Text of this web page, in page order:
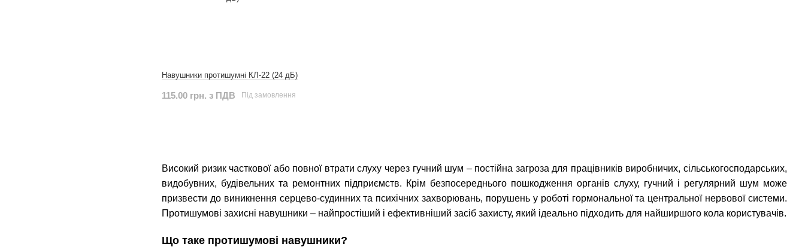
Високий ризик часткової або повної втрати слуху через гучний шум – постійна загроза для працівників виробничих, сільськогосподарських,
видобувних, будівельних та ремонтних підприємств. Крім безпосереднього пошкодження органів слуху, гучний і регулярний шум може
призвести до виникнення серцево-судинних та психічних захворювань, порушень у роботі гормональної та центральної нервової системи.
Протишумові захисні навушники – найпростіший і ефективніший засіб захисту, який ідеально підходить для найширшого кола користувачів.
Що таке протишумові навушники?
Навушники протишумні КЛ-22 (24 дБ)
115.00 грн. з ПДВ Під замовлення